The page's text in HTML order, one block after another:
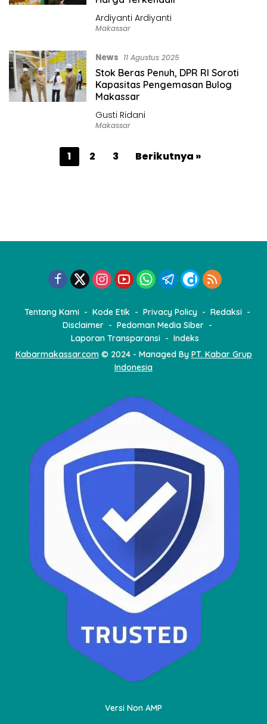
Ardiyanti Ardiyanti
Makassar
News 11 Agustus 2025
Stok Beras Penuh, DPR RI Soroti
Kapasitas Pengemasan Bulog
Makassar
Gusti Ridani
Makassar
a
1 2 3 Berikutnya »
Tentang Kami Kode Etik Privacy Policy
Redaksi
Disclaimer
Pedoman Media Siber
Laporan Transparansi
Indeks
Kabarmakassar.com© 2024 - Managed By PT. Kabar Grup
Indonesia
Versi Non AMP